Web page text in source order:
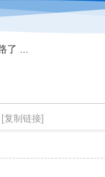
了 ...
[复制链接]